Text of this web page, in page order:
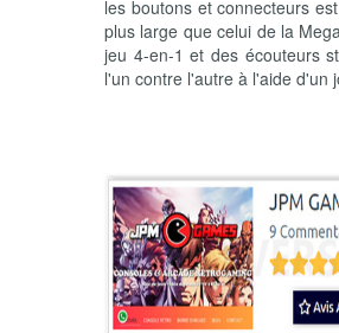
les boutons et connecteurs
plus large que celui de la
jeu 4-en-1 et des écouteurs
l'un contre l'autre à l'aide d'un